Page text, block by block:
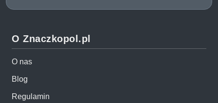
O Znaczkopol.pl
O nas
Blog
Regulamin